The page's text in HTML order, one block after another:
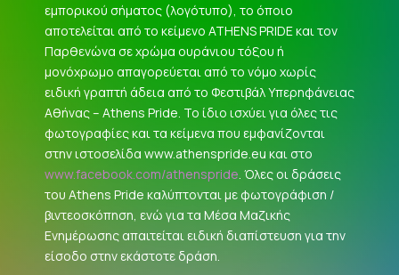
εμπορικού σήματος (λογότυπο), το όποιο
αποτελείται από το κείμενο ATHENS PRIDE και τον
Παρθενώνα σε χρώμα ουράνιου τόξου ή
μονόχρωμο απαγορεύεται από το νόμο χωρίς
ειδική γραπτή άδεια από το Φεστιβάλ Υπερηφάνειας
Αθήνας – Athens Pride. Το ίδιο ισχύει για όλες τις
φωτογραφίες και τα κείμενα που εμφανίζονται
στην ιστοσελίδα www.athenspride.eu και στο
www.facebook.com/athenspride. Όλες οι δράσεις
του Athens Pride καλύπτονται με φωτογράφιση /
βιντεοσκόπηση, ενώ για τα Μέσα Μαζικής
Ενημέρωσης απαιτείται ειδική διαπίστευση για την
είσοδο στην εκάστοτε δράση.